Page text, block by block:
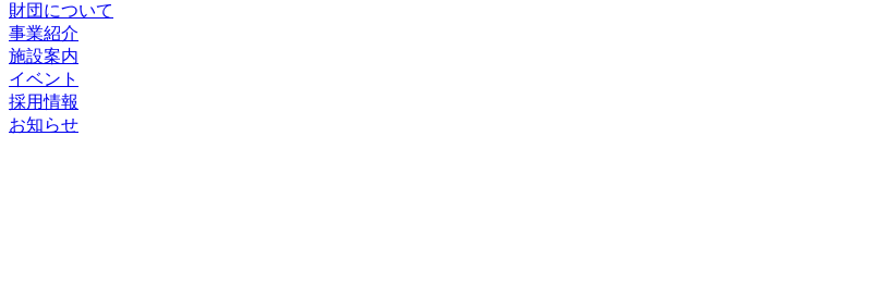
財団について
事業紹介
施設案内
イベント
採用情報
お知らせ